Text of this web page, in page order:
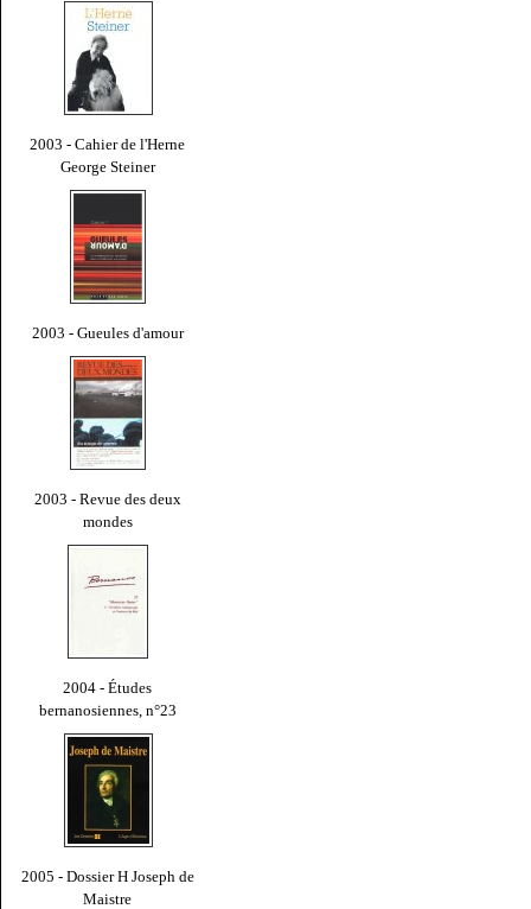
2003 - Cahier de l'Herne
George Steiner
2003 - Gueules d'amour
2003 - Revue des deux
mondes
2004 - Études
bernanosiennes, n°23
2005 - Dossier H Joseph de
Maistre